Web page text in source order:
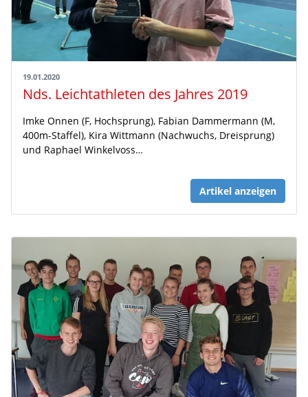
19.01.2020
Nds. Leichtathleten des Jahres 2019
Imke Onnen (F, Hochsprung), Fabian Dammermann (M,
400m-Staffel), Kira Wittmann (Nachwuchs, Dreisprung)
und Raphael Winkelvoss…
Artikel anzeigen